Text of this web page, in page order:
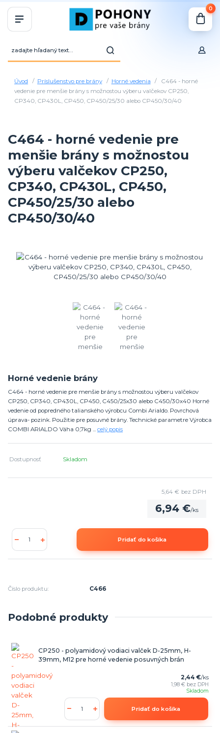
0
Úvod Príslušenstvo pre brány Horné vedenia
C464 - horné
vedenie pre menšie brány s možnostou výberu valčekov CP250,
CP340, CP430L, CP450, CP450/25/30 alebo CP450/30/40
C464 - horné vedenie pre
menšie brány s možnostou
výberu valčekov CP250,
CP340, CP430L, CP450,
CP450/25/30 alebo
CP450/30/40
Horné vedenie brány
C464 - horné vedenie pre menšie brány s možnostou výberu valčekov
CP250, CP340, CP430L, CP450, C450/25x30 alebo C450/30x40 Horné
vedenie od popredného talianského výrobcu Combi Arialdo. Povrchová
úprava- pozink. Použitie pre posuvné brány. Technické parametre Výrobca
COMBI ARIALDO Váha 0,7kg ... celý popis
Dostupnosť Skladom
6,94 €/ks
5,64 € bez DPH
Pridať do košíka
Číslo produktu: C466
Podobné produkty
CP250 - polyamidový vodiaci valček D-25mm, H-
39mm, M12 pre horné vedenie posuvných brán
2,44 €/ks
1,98 € bez DPH
Skladom
Pridať do košíka